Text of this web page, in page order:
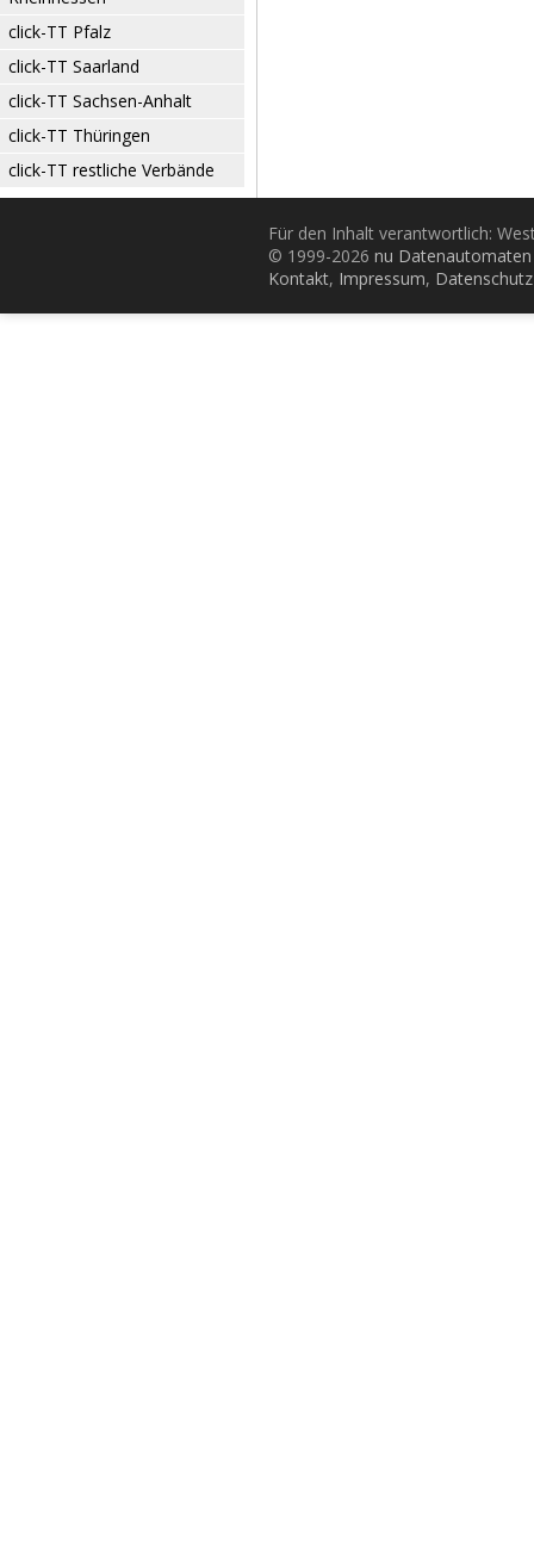
click-TT Pfalz
click-TT Saarland
click-TT Sachsen-Anhalt
click-TT Thüringen
click-TT restliche Verbände
Für den Inhalt verantwortlich:
© 1999-2026 nu
Kontakt, Impressum, Datenschutz